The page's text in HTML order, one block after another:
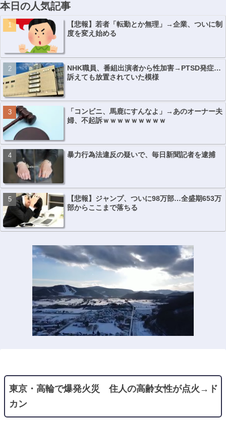
本日の人気記事
【悲報】若者「転勤とか無理」→企業、ついに制
度を変え始める
NHK職員、番組出演者から性加害→PTSD発症…
訴えても放置されていた模様
「コンビニ、馬鹿にすんなよ」→あのオーナー夫
婦、不起訴ｗｗｗｗｗｗｗｗｗ
暴力行為法違反の疑いで、毎日新聞記者を逮捕
【悲報】ジャンプ、ついに98万部…全盛期653万
部からここまで落ちる
東京・高輪で爆発火災 住人の高齢女性が点火→ド
カン